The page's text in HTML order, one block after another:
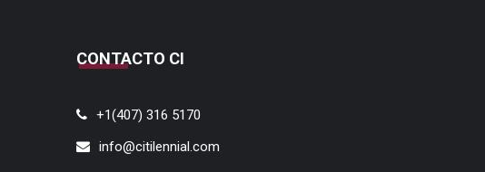
CONTACTO CI
+1(407) 316 5170
info@citilennial.com